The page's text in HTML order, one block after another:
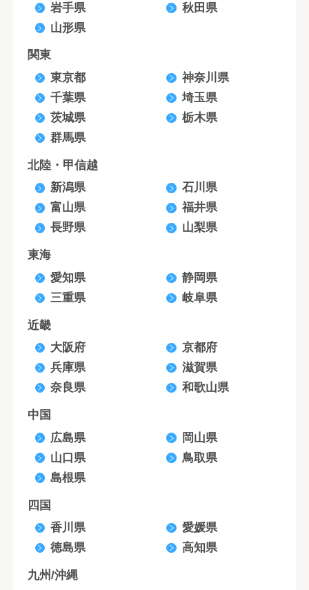
岩手県
秋田県
山形県
関東
東京都
神奈川県
千葉県
埼玉県
茨城県
栃木県
群馬県
北陸・甲信越
新潟県
石川県
富山県
福井県
長野県
山梨県
東海
愛知県
静岡県
三重県
岐阜県
近畿
大阪府
京都府
兵庫県
滋賀県
奈良県
和歌山県
中国
広島県
岡山県
山口県
鳥取県
島根県
四国
香川県
愛媛県
徳島県
高知県
九州/沖縄